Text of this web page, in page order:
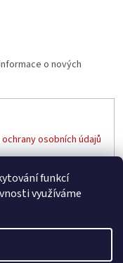
funkcí
využíváme
o nových
osobních údajů